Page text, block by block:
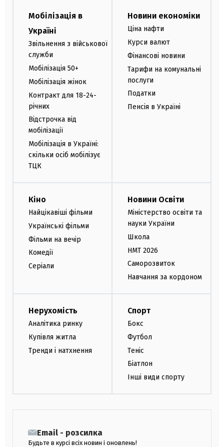
Мобілізація в
Україні
Звільнення з військової
служби
Мобілізація 50+
Мобілізація жінок
Контракт для 18-24-
річних
Відстрочка від
мобілізації
Мобілізація в Україні:
скільки осіб мобілізує
ТЦК
Новини економіки
Ціна нафти
Курси валют
Фінансові новини
Тарифи на комунальні
послуги
Податки
Пенсія в Україні
Кіно
Найцікавіші фільми
Українські фільми
Фільми на вечір
Комедії
Серіали
Новини Освіти
Міністерство освіти та
науки України
Школа
НМТ 2026
Саморозвиток
Навчання за кордоном
Нерухомість
Аналітика ринку
Купівля житла
Тренди і натхнення
Спорт
Бокс
Футбол
Теніс
Біатлон
Інші види спорту
Email - розсилка
Будьте в курсі всіх новин і оновлень!